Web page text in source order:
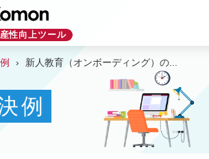
性向上ツール
新人教育（オンボーディング）の...
例